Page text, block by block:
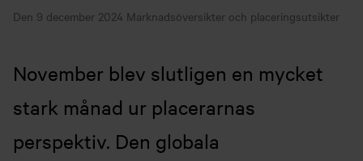
Den 9 december 2024 Marknadsöversikter och placeringsutsikter
November blev slutligen en mycket
stark månad ur placerarnas
perspektiv. Den globala